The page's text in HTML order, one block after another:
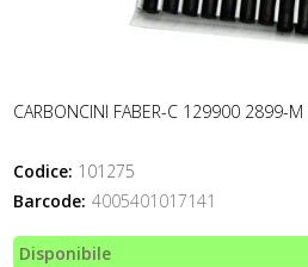
CARBONCINI FABER-C 129900 2899-M
Codice: 101275
Barcode: 4005401017141
Disponibile